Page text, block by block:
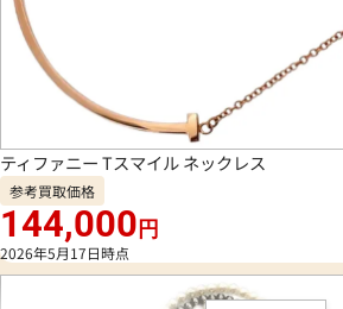
ティファニー Tスマイル ネックレス
参考買取価格
144,000円
2026年5月17日時点